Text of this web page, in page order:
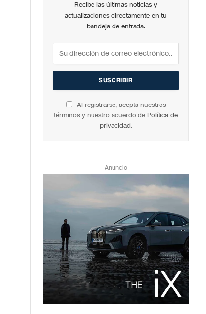
Recibe las últimas noticias y
actualizaciones directamente en tu
bandeja de entrada.
Al registrarse, acepta nuestros
términos y nuestro acuerdo de Política de
privacidad.
Anuncio